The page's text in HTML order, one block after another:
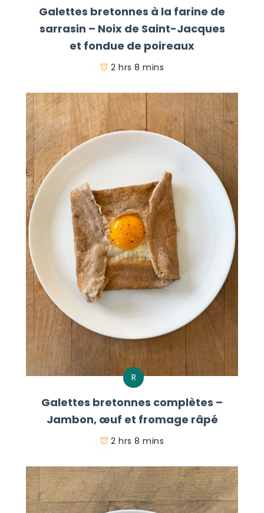
Galettes bretonnes à la farine de
sarrasin – Noix de Saint-Jacques
et fondue de poireaux
2 hrs 8 mins
R
Galettes bretonnes complètes –
Jambon, œuf et fromage râpé
2 hrs 8 mins